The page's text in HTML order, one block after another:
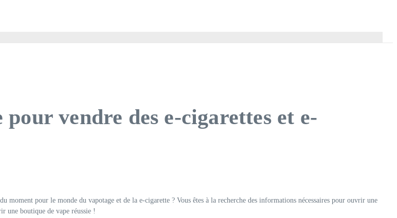
vendre des e-cigarettes et e-
moment pour le monde du vapotage et de la e-cigarette ? Vous êtes à la recherche des informations nécessaires pour ouvrir une
une boutique de vape réussie !